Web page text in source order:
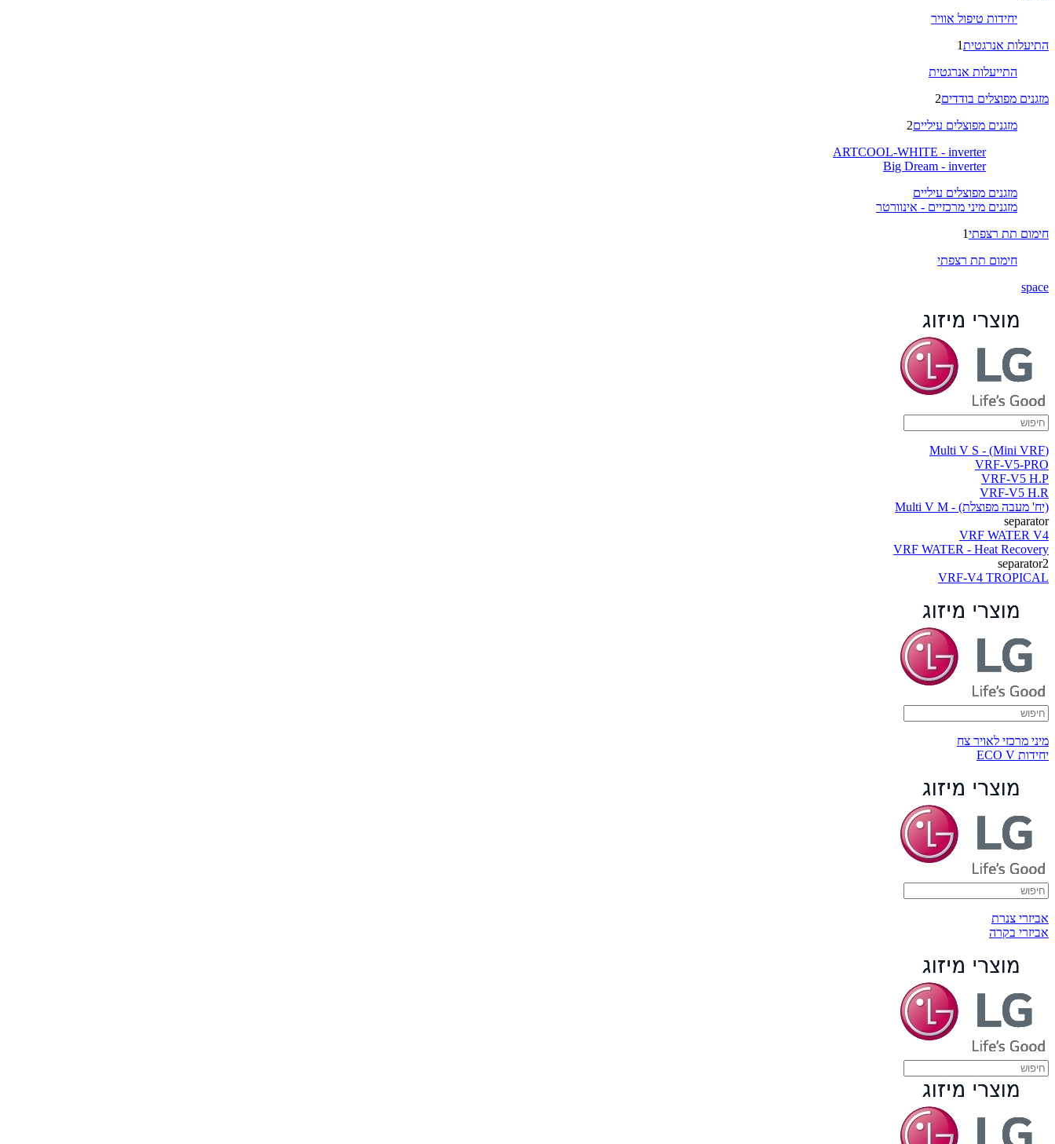
יחידות טיפול אוויר
התיעלות אנרגטית1
התייעלות אנרגטית
מזגנים מפוצלים בודדים2
מזגנים מפוצלים עיליים2
ARTCOOL-WHITE - inverter
Big Dream - inverter
מזגנים מפוצלים עיליים
מזגנים מיני מרכזיים - אינוורטר
חימום תת רצפתי1
חימום תת רצפתי
space
(Multi V S - (Mini VRF
VRF-V5-PRO
VRF-V5 H.P
VRF-V5 H.R
(יח' מעבה מפוצלת) - Multi V M
separator
VRF WATER V4
VRF WATER - Heat Recovery
separator2
VRF-V4 TROPICAL
מיני מרכזי לאויר צח
יחידות ECO V
אביזרי צנרת
אביזרי בקרה